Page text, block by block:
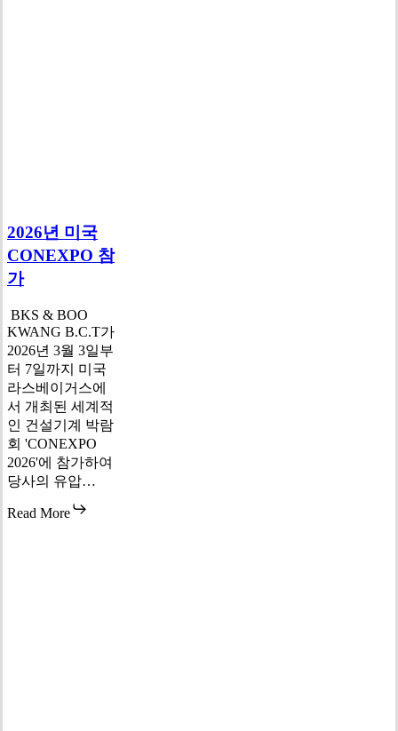
2026년 미국
CONEXPO 참
가
BKS & BOO
KWANG B.C.T가
2026년 3월 3일부
터 7일까지 미국
라스베이거스에
서 개최된 세계적
인 건설기계 박람
회 'CONEXPO
2026'에 참가하여
당사의 유압…
Read More